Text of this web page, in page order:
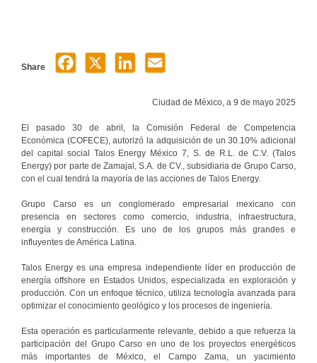
Share
Ciudad de México, a 9 de mayo 2025
El pasado 30 de abril, la Comisión Federal de Competencia
Económica (COFECE), autorizó la adquisición de un 30.10% adicional
del capital social Talos Energy México 7, S. de R.L. de C.V. (Talos
Energy) por parte de Zamajal, S.A. de CV., subsidiaria de Grupo Carso,
con el cual tendrá la mayoría de las acciones de Talos Energy.
Grupo Carso es un conglomerado empresarial mexicano con
presencia en sectores como comercio, industria, infraestructura,
energía y construcción. Es uno de los grupos más grandes e
influyentes de América Latina.
Talos Energy es una empresa independiente líder en producción de
energía offshore en Estados Unidos, especializada en exploración y
producción. Con un enfoque técnico, utiliza tecnología avanzada para
optimizar el conocimiento geológico y los procesos de ingeniería.
Esta operación es particularmente relevante, debido a que refuerza la
participación del Grupo Carso en uno de los proyectos energéticos
más importantes de México, el Campo Zama, un yacimiento